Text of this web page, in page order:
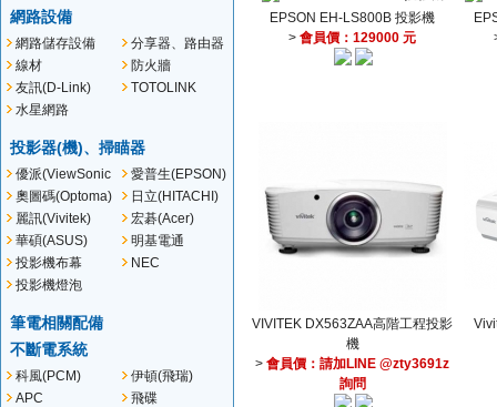
網路設備
網路儲存設備
(NSA)
分享器、路由器
線材
防火牆
友訊(D-Link)
TOTOLINK
水星網路
投影器(機)、掃瞄器
優派(ViewSonic
)
愛普生(EPSON)
奧圖碼(Optoma)
日立(HITACHI)
麗訊(Vivitek)
宏碁(Acer)
華碩(ASUS)
明基電通
(BENQ)
投影機布幕
NEC
投影機燈泡
筆電相關配備
不斷電系統
科風(PCM)
伊頓(飛瑞)
(EATON)
APC
飛碟
EPSON EH-LS800B 投影機
>會員價：129000 元
VIVITEK DX563ZAA高階工程投影
機
>會員價：請加LINE @zty3691z
詢問